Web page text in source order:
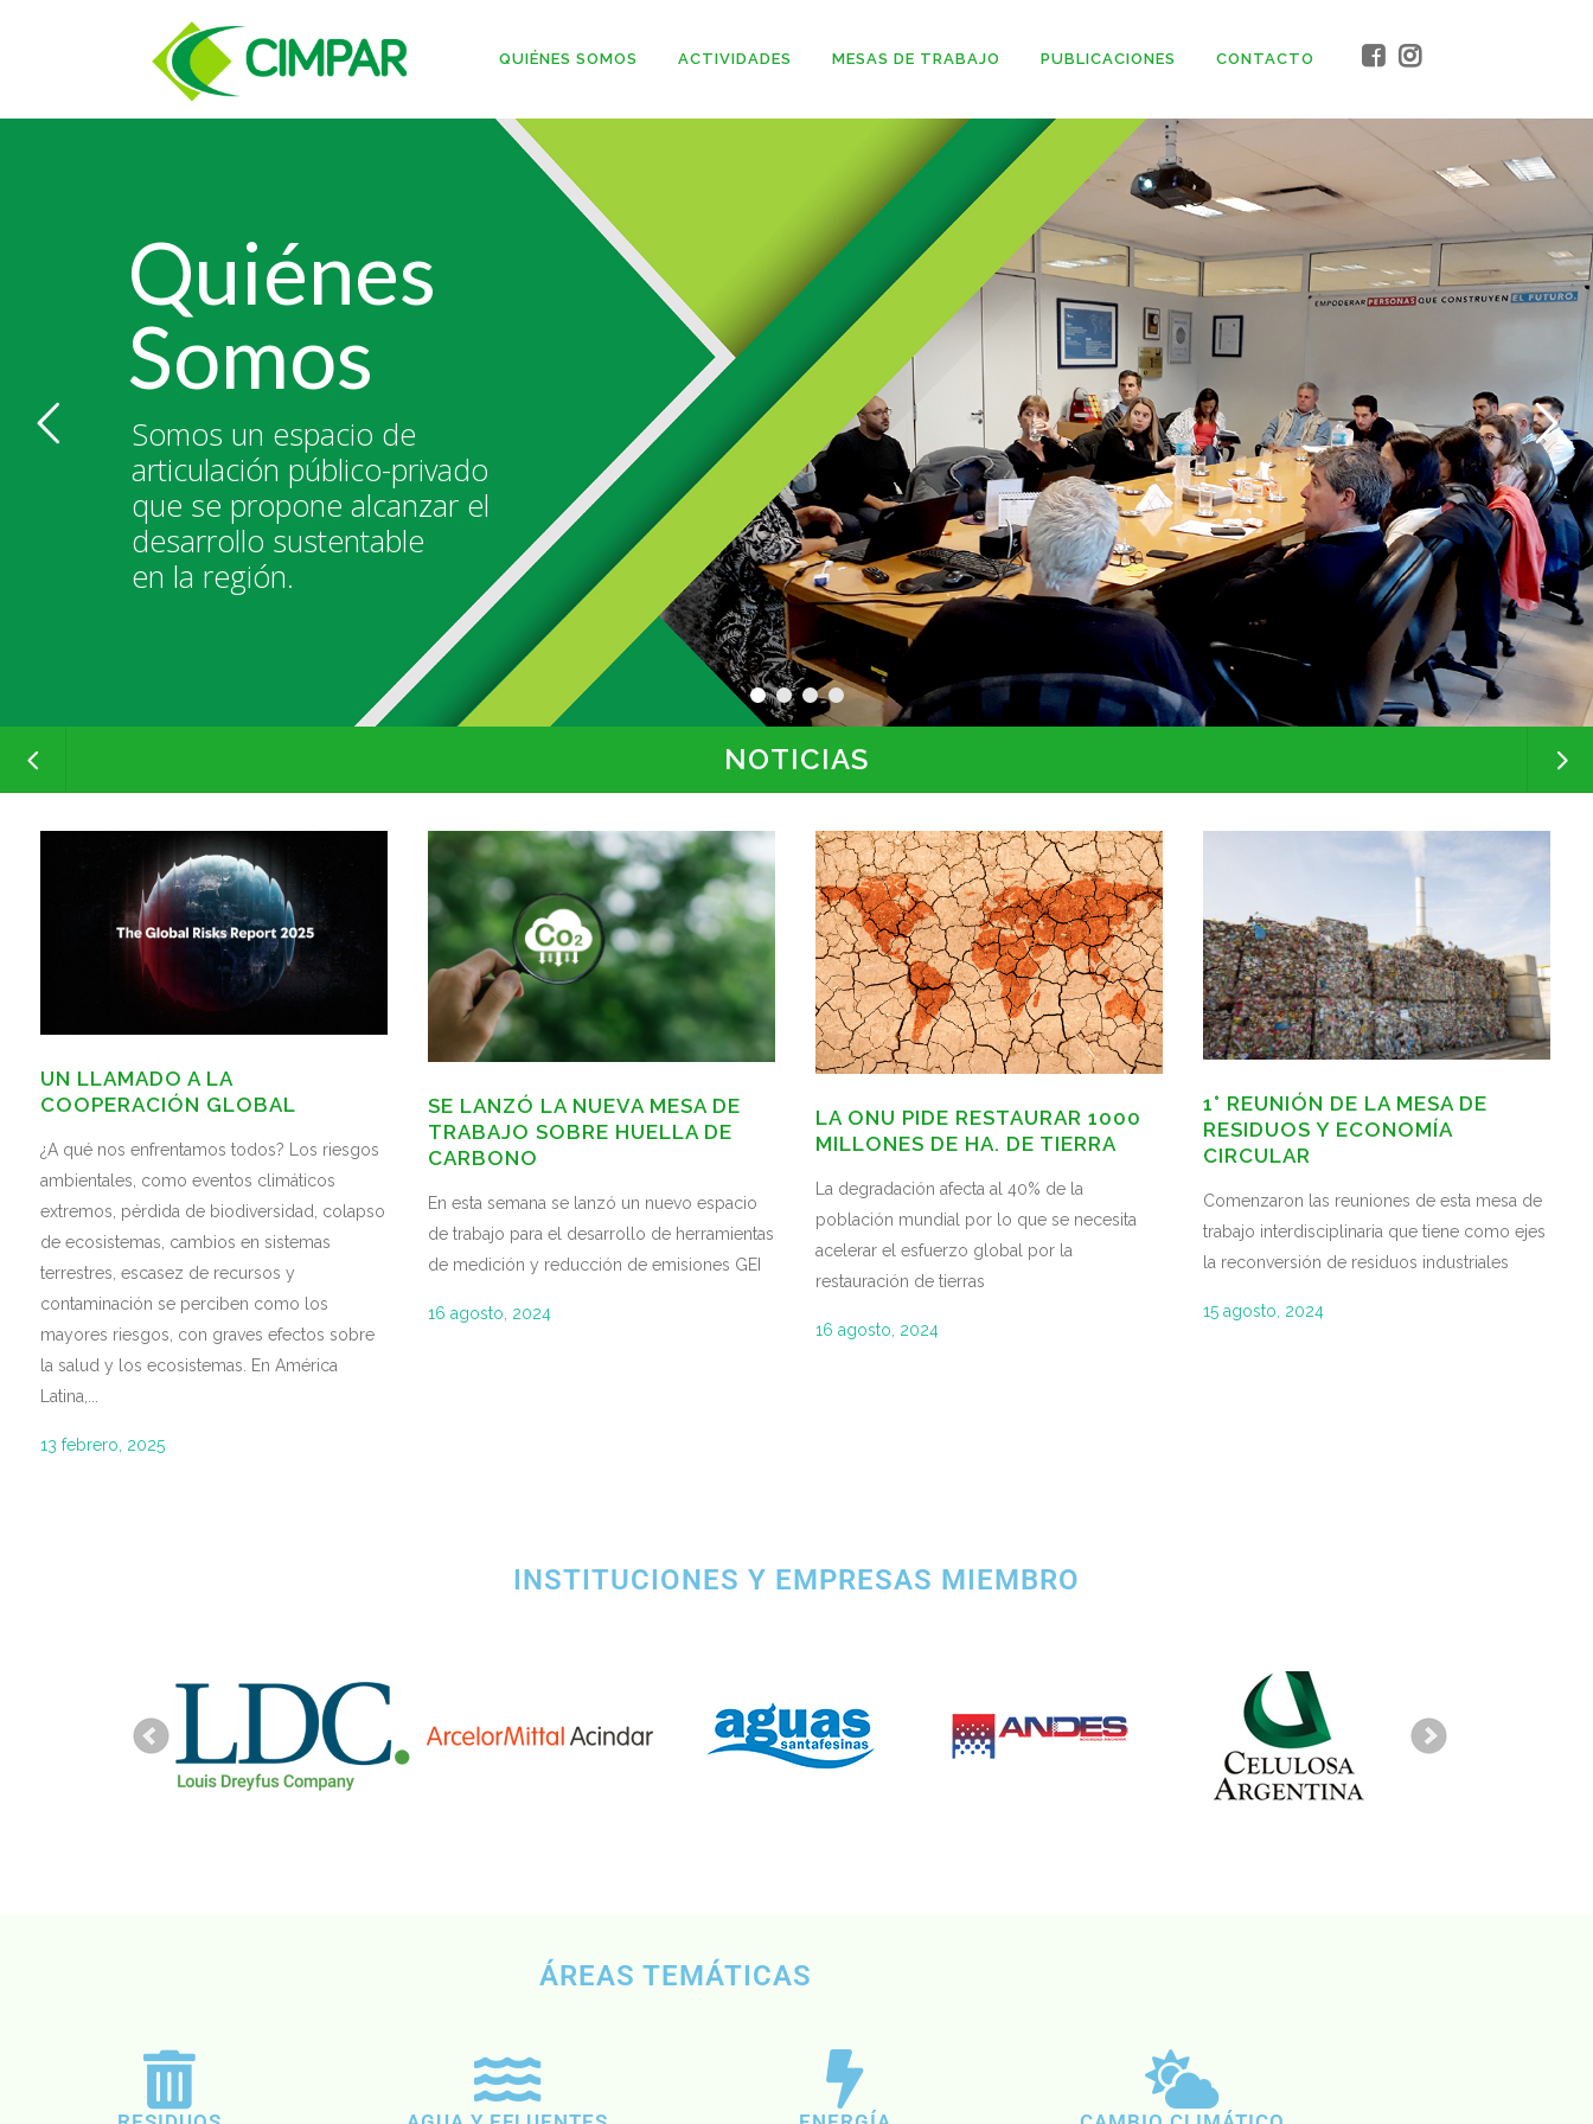
QUIÉNES SOMOS ACTIVIDADES MESAS DE TRABAJO PUBLICACIONES CONTACTO
Quiénes
Somos
Somos un espacio de
articulación público-privado
que se propone alcanzar el
desarrollo sustentable
en la región.
NOTICIAS
UN LLAMADO A LA
COOPERACIÓN GLOBAL
¿A qué nos enfrentamos todos? Los riesgos
ambientales, como eventos climáticos
extremos, pérdida de biodiversidad, colapso
de ecosistemas, cambios en sistemas
terrestres, escasez de recursos y
contaminación se perciben como los
mayores riesgos, con graves efectos sobre
la salud y los ecosistemas. En América
Latina,...
13 febrero, 2025
SE LANZÓ LA NUEVA MESA DE
TRABAJO SOBRE HUELLA DE
CARBONO
En esta semana se lanzó un nuevo espacio
de trabajo para el desarrollo de herramientas
de medición y reducción de emisiones GEI
16 agosto, 2024
LA ONU PIDE RESTAURAR 1000
MILLONES DE HA. DE TIERRA
La degradación afecta al 40% de la
población mundial por lo que se necesita
acelerar el esfuerzo global por la
restauración de tierras
16 agosto, 2024
1° REUNIÓN DE LA MESA DE
RESIDUOS Y ECONOMÍA
CIRCULAR
Comenzaron las reuniones de esta mesa de
trabajo interdisciplinaria que tiene como ejes
la reconversión de residuos industriales
15 agosto, 2024
INSTITUCIONES Y EMPRESAS MIEMBRO
ÁREAS TEMÁTICAS